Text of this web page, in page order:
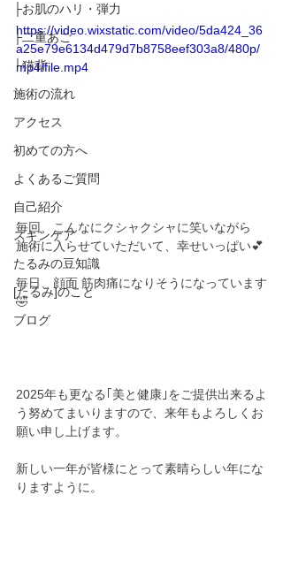
├お肌のハリ・弾力
├二重あご
└猫背
施術の流れ
アクセス
初めての方へ
よくあるご質問
自己紹介
スキンケア
たるみの豆知識
[たるみ]のこと
ブログ
https://video.wixstatic.com/video/5da424_36
a25e79e6134d479d7b8758eef303a8/480p/
mp4/file.mp4
毎回、こんなにクシャクシャに笑いながら
施術に入らせていただいて、幸せいっぱい💕
毎日、顔面 筋肉痛になりそうになっています
🤣
2025年も更なる｢美と健康｣をご提供出来るよ
う努めてまいりますので、来年もよろしくお
願い申し上げます。
新しい一年が皆様にとって素晴らしい年にな
りますように。